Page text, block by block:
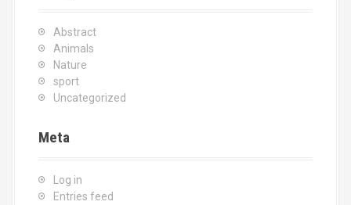
Abstract
Animals
Nature
sport
Uncategorized
Meta
Log in
Entries feed